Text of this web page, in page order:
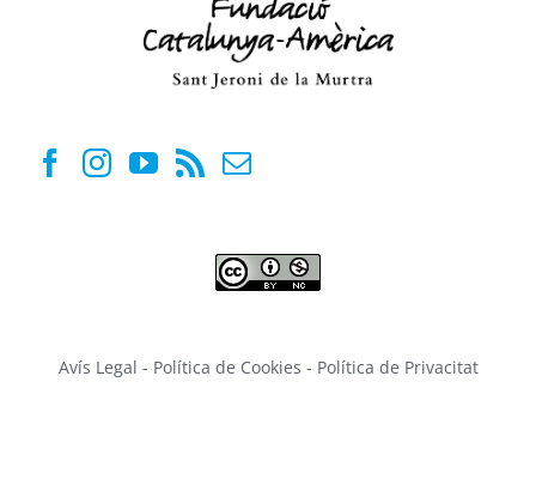
Avís Legal - Política de Cookies - Política de Privacitat